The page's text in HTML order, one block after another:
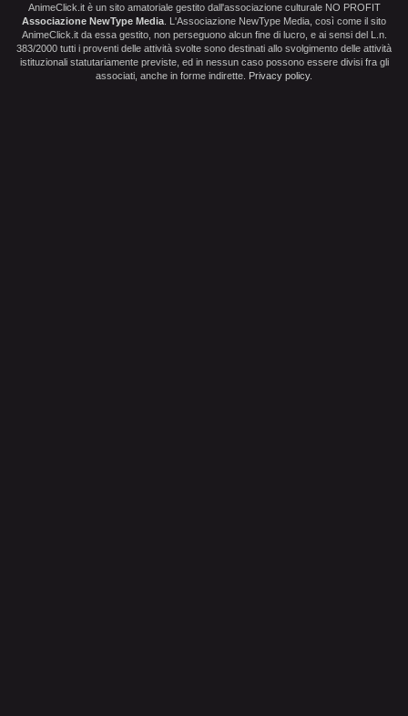
AnimeClick.it è un sito amatoriale gestito dall'associazione culturale NO PROFIT
Associazione NewType Media . L'Associazione NewType Media, così come il sito
AnimeClick.it da essa gestito, non perseguono alcun fine di lucro, e ai sensi del L.n.
383/2000 tutti i proventi delle attività svolte sono destinati allo svolgimento delle attività
istituzionali statutariamente previste, ed in nessun caso possono essere divisi fra gli
associati, anche in forme indirette. Privacy policy.